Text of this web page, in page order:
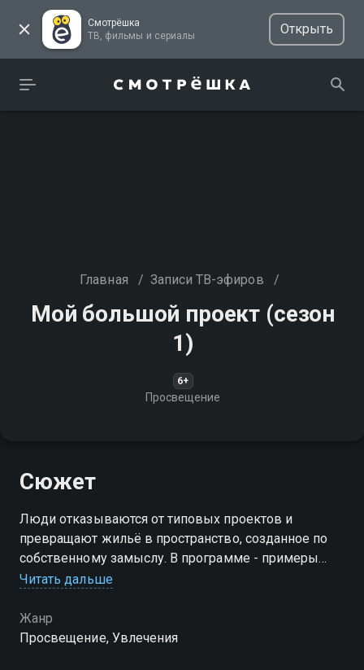
Смотрёшка
ТВ, фильмы и сериалы
Открыть
Главная / Записи ТВ-эфиров /
Мой большой проект (сезон
1)
6+
Просвещение
Сюжет
Люди отказываются от типовых проектов и
превращают жильё в пространство, созданное по
собственному замыслу. В программе - примеры
нестандартных материалов, смелых
дом с индивидуальным характером
Читать дальше
Жанр
Просвещение, Увлечения